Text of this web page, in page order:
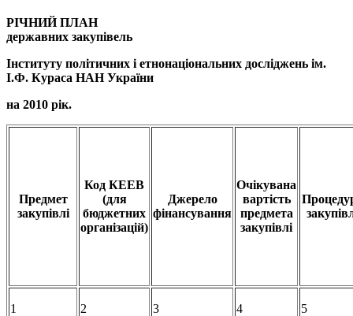
РІЧНИЙ ПЛАН
державних закупівель
Інституту політичних і етнонаціональних досліджень ім.
І.Ф. Кураса НАН України
на 2010 рік.
Предмет
закупівлі
Код КЕЕВ
(для
бюджетних
організацій)
Джерело
фінансування
Очікувана
вартість
предмета
закупівлі
1 2 3 4 5